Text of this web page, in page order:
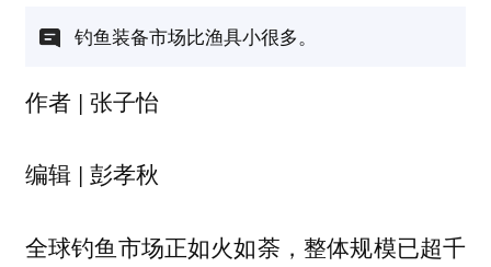
钓鱼装备市场比渔具小很多。
作者 | 张子怡
编辑 | 彭孝秋
全球钓鱼市场正如火如荼，整体规模已超千